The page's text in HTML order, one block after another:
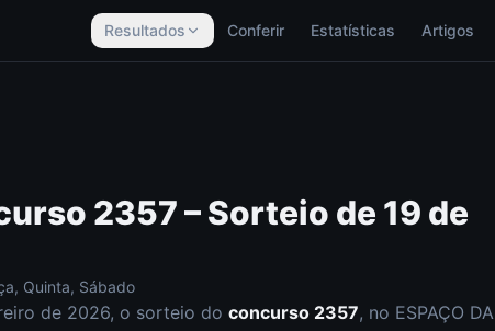
Resultados Conferir Estatísticas Artigos
2357– Sorteio de 19 de
Quinta, Sábado
de 2026, o sorteio do concurso 2357, no ESPAÇO DA